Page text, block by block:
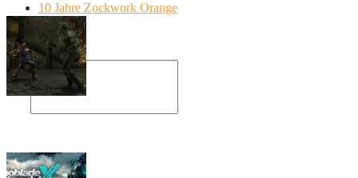
10 Jahre Zockwork Orange